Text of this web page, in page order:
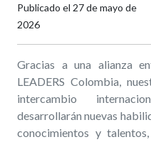
Publicado el 27 de mayo de
2026
Gracias a una alianza
LEADERS Colombia,
intercambio
desarrollarán nuevas
conocimientos y